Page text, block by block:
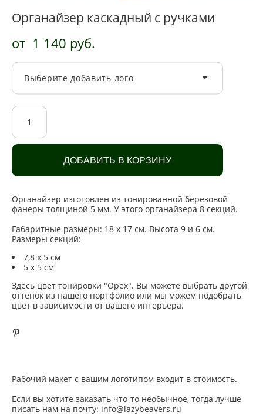
Органайзер каскадный с ручками
от 1 140 pуб.
Выберите добавить лого
ДОБАВИТЬ В КОРЗИНУ
Органайзер изготовлен из тонированной березовой
фанеры толщиной 5 мм. У этого органайзера 8 секций.
Габаритные размеры: 18 х 17 см. Высота 9 и 6 см.
Размеры секций:
7,8 х 5 см
5 х 5 см
Здесь цвет тонировки "Орех". Вы можете выбрать другой
оттенок из нашего портфолио или мы можем подобрать
цвет в зависимости от вашего интерьера.
Рабочий макет с вашим логотипом входит в стоимость.
Если вы хотите заказать что-то необычное, тогда лучше
писать нам на почту: info@lazybeavers.ru